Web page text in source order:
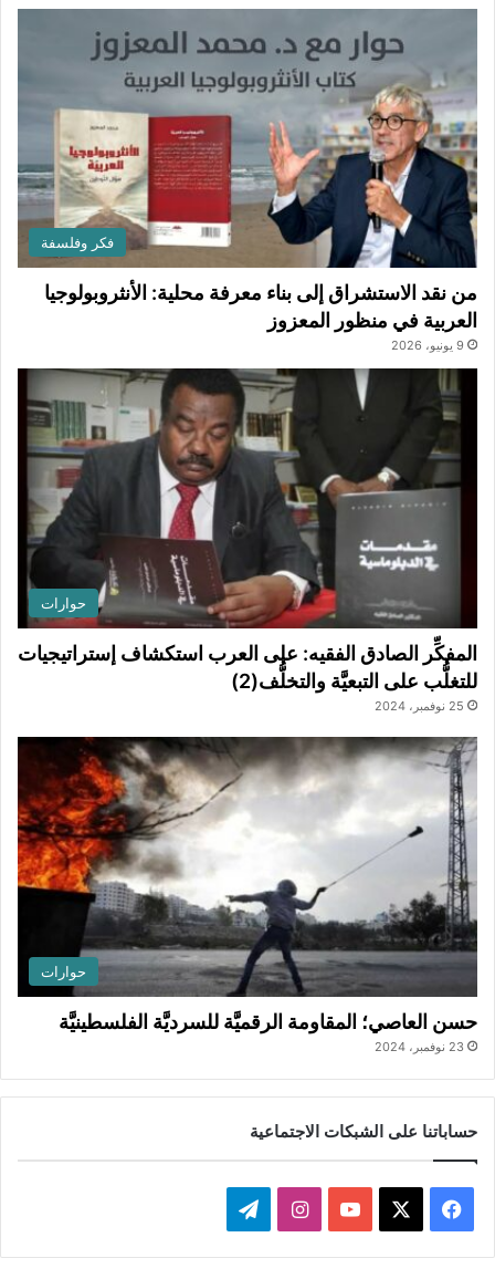
فكر وفلسفة
من نقد الاستشراق إلى بناء معرفة محلية: الأنثروبولوجيا
العربية في منظور المعزوز
9 يونيو، 2026
حوارات
المفكِّر الصادق الفقيه: على العرب استكشاف إستراتيجيات
للتغلُّب على التبعيَّة والتخلُّف(2)
25 نوفمبر، 2024
حوارات
حسن العاصي؛ المقاومة الرقميَّة للسرديَّة الفلسطينيَّة
23 نوفمبر، 2024
حساباتنا على الشبكات الاجتماعية
ي
X
Y
ن
ي